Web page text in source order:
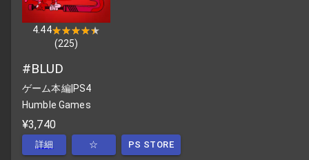
4.44★★★★★
★★★★★
(225)
#BLUD
ゲーム本編|PS4
Humble Games
¥3,740
詳細 ☆ PS STORE